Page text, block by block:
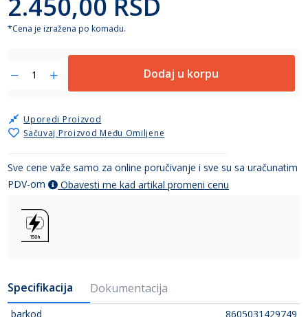
*Cena je izražena po komadu.
Dodaj u korpu
Sačuvaj Proizvod Među Omiljene
Uporedi Proizvod
Sve cene važe samo za online poručivanje i sve su sa uračunatim
PDV-om
Obavesti me kad artikal promeni cenu
Specifikacija Dokumentacija
barkod 8605031429749